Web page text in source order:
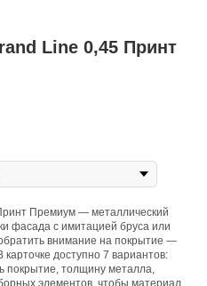
Line 0,45 Принт
Премиум — металлический
фасада с имитацией бруса или
внимание на покрытие —
доступно 7 вариантов:
покрытие, толщину металла,
элементов, чтобы материал